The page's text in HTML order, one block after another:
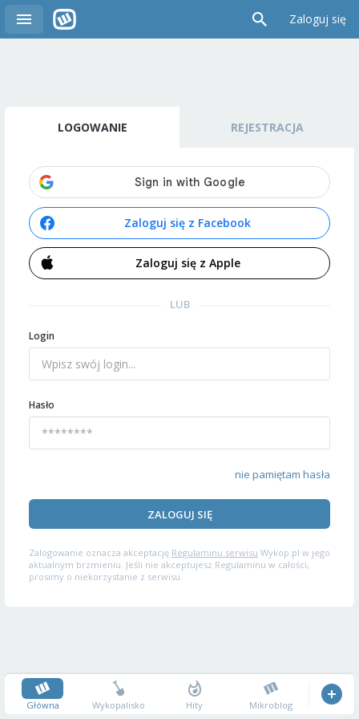
Zaloguj się
LOGOWANIE REJESTRACJA
Zaloguj się z Facebook
Zaloguj się z Apple
LUB
Login
Hasło
nie pamiętam hasła
ZALOGUJ SIĘ
Zalogowanie oznacza akceptację Regulaminu serwisu Wykop.pl w jego
aktualnym brzmieniu. Jeśli nie akceptujesz Regulaminu w całości,
prosimy o niekorzystanie z serwisu.
Główna Wykopalisko Hity Mikroblog